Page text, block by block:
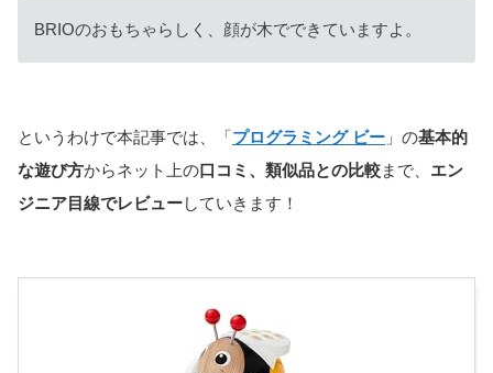
BRIOのおもちゃらしく、顔が木でできていますよ。
というわけで本記事では、「プログラミング ビー 」の基本的
な遊び方からネット上の口コミ、類似品との比較まで、 エン
ジニア目線でレビューしていきます！